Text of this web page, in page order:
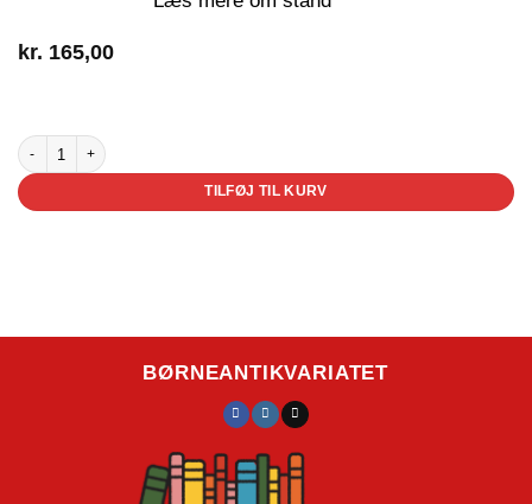
kr. 165,00
Sussis sovedyr antal
TILFØJ TIL KURV
BØRNEANTIKVARIATET